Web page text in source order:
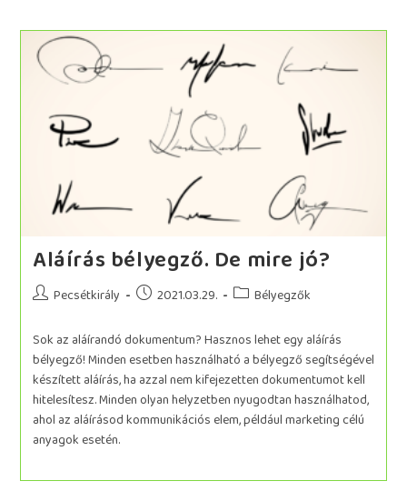
Aláírás bélyegző. De mire jó?
Pecsétkirály 2021.03.29. Bélyegzők
Sok az aláírandó dokumentum? Hasznos lehet egy aláírás
bélyegző! Minden esetben használható a bélyegző segítségével
készített aláírás, ha azzal nem kifejezetten dokumentumot kell
hitelesítesz. Minden olyan helyzetben nyugodtan használhatod,
ahol az aláírásod kommunikációs elem, például marketing célú
anyagok esetén.